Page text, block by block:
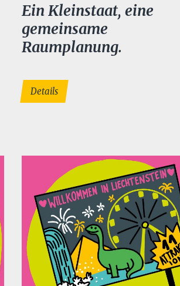
Ein Kleinstaat, eine
gemeinsame
Raumplanung.
Details